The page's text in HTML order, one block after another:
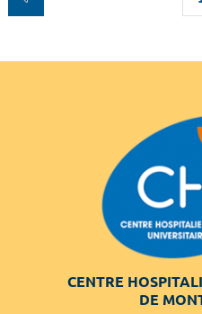
CENTRE
DE